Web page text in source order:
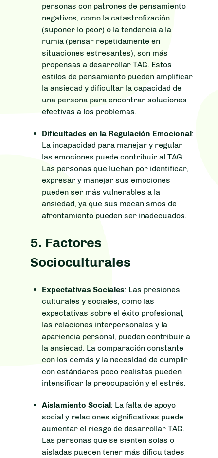
personas con patrones de pensamiento
negativos, como la catastrofización
(suponer lo peor) o la tendencia a la
rumia (pensar repetidamente en
situaciones estresantes), son más
propensas a desarrollar TAG. Estos
estilos de pensamiento pueden amplificar
la ansiedad y dificultar la capacidad de
una persona para encontrar soluciones
efectivas a los problemas.
Dificultades en la Regulación Emocional:
La incapacidad para manejar y regular
las emociones puede contribuir al TAG.
Las personas que luchan por identificar,
expresar y manejar sus emociones
pueden ser más vulnerables a la
ansiedad, ya que sus mecanismos de
afrontamiento pueden ser inadecuados.
5. Factores
Socioculturales
Expectativas Sociales: Las presiones
culturales y sociales, como las
expectativas sobre el éxito profesional,
las relaciones interpersonales y la
apariencia personal, pueden contribuir a
la ansiedad. La comparación constante
con los demás y la necesidad de cumplir
con estándares poco realistas pueden
intensificar la preocupación y el estrés.
Aislamiento Social: La falta de apoyo
social y relaciones significativas puede
aumentar el riesgo de desarrollar TAG.
Las personas que se sienten solas o
aisladas pueden tener más dificultades